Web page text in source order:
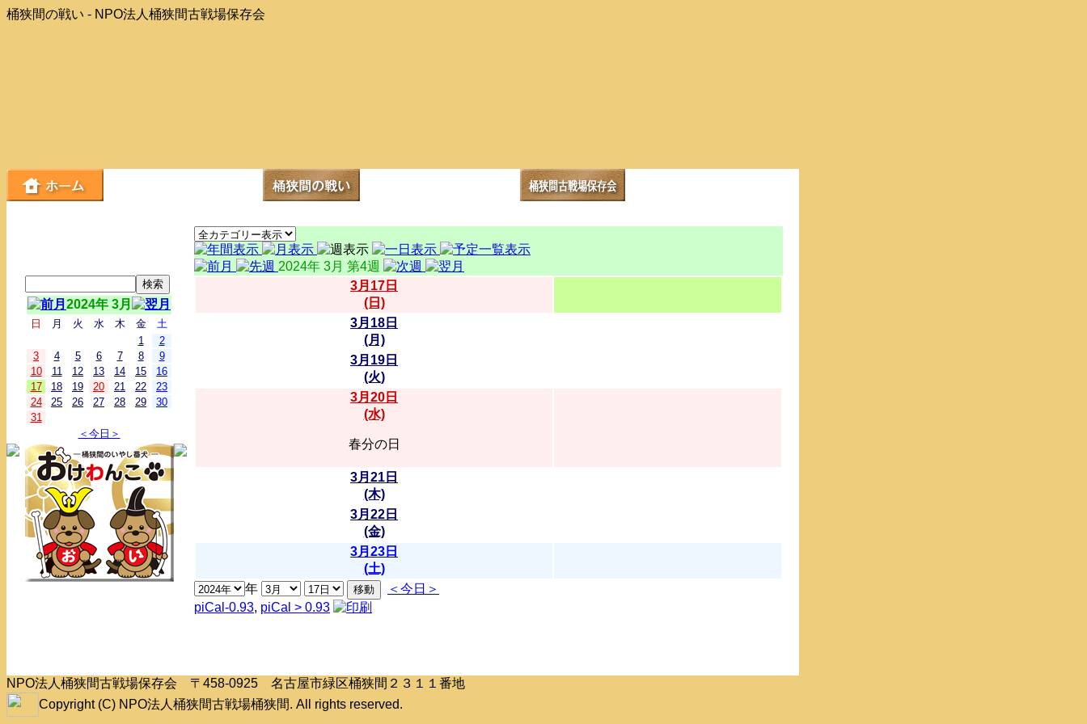
桶狭間の戦い - NPO法人桶狭間古戦場保存会
2024年 3月
日 月 火 水 木 金
土
1
2
3
4 5 6 7 8
9
10
11 12 13 14 15
16
17
18 19 20 21 22
23
24
25 26 27 28 29
30
31
＜今日＞
2024年 3月 第4週
3月17日
(日)
3月18日
(月)
3月19日
(火)
3月20日
(水)
春分の日
3月21日
(木)
3月22日
(金)
3月23日
(土)
年
＜今日＞
piCal-0.93, piCal > 0.93
NPO法人桶狭間古戦場保存会 〒458-0925 名古屋市緑区桶狭間２３１１番地
Copyright (C) NPO法人桶狭間古戦場桶狭間. All rights reserved.